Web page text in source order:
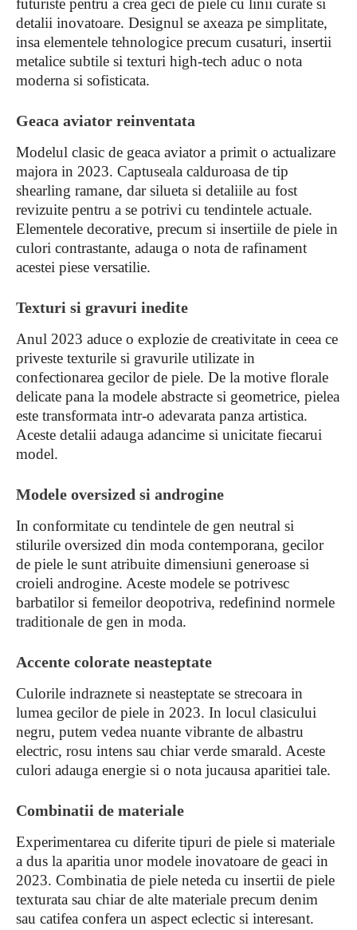
detalii inovatoare. Designul se axeaza pe simplitate,
insa elementele tehnologice precum cusaturi, insertii
metalice subtile si texturi high-tech aduc o nota
moderna si sofisticata.
Geaca aviator reinventata
Modelul clasic de geaca aviator a primit o actualizare
majora in 2023. Captuseala calduroasa de tip
shearling ramane, dar silueta si detaliile au fost
revizuite pentru a se potrivi cu tendintele actuale.
Elementele decorative, precum si insertiile de piele in
culori contrastante, adauga o nota de rafinament
acestei piese versatilie.
Texturi si gravuri inedite
Anul 2023 aduce o explozie de creativitate in ceea ce
priveste texturile si gravurile utilizate in
confectionarea gecilor de piele. De la motive florale
delicate pana la modele abstracte si geometrice, pielea
este transformata intr-o adevarata panza artistica.
Aceste detalii adauga adancime si unicitate fiecarui
model.
Modele oversized si androgine
In conformitate cu tendintele de gen neutral si
stilurile oversized din moda contemporana, gecilor
de piele le sunt atribuite dimensiuni generoase si
croieli androgine. Aceste modele se potrivesc
barbatilor si femeilor deopotriva, redefinind normele
traditionale de gen in moda.
Accente colorate neasteptate
Culorile indraznete si neasteptate se strecoara in
lumea gecilor de piele in 2023. In locul clasicului
negru, putem vedea nuante vibrante de albastru
electric, rosu intens sau chiar verde smarald. Aceste
culori adauga energie si o nota jucausa aparitiei tale.
Combinatii de materiale
Experimentarea cu diferite tipuri de piele si materiale
a dus la aparitia unor modele inovatoare de geaci in
2023. Combinatia de piele neteda cu insertii de piele
texturata sau chiar de alte materiale precum denim
sau catifea confera un aspect eclectic si interesant.